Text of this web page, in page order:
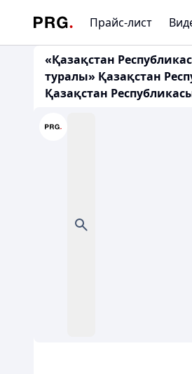
Прайс-лист
«Қазақстан
туралы» Қазақстан
Қазақстан